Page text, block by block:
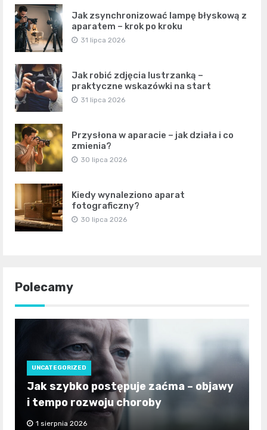
Jak zsynchronizować lampę błyskową z
aparatem – krok po kroku
31 lipca 2026
Jak robić zdjęcia lustrzanką –
praktyczne wskazówki na start
31 lipca 2026
Przysłona w aparacie – jak działa i co
zmienia?
30 lipca 2026
Kiedy wynaleziono aparat
fotograficzny?
30 lipca 2026
Polecamy
UNCATEGORIZED
Jak szybko postępuje zaćma – objawy
i tempo rozwoju choroby
1 sierpnia 2026